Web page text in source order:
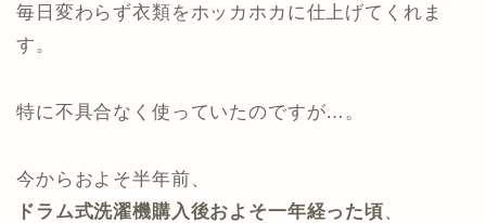
毎日変わらず衣類をホッカホカに仕上げてくれま
す。
特に不具合なく使っていたのですが…。
今からおよそ半年前、
ドラム式洗濯機購入後およそ一年経った頃、